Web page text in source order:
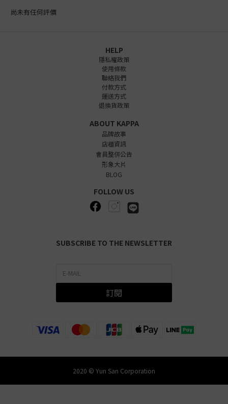
尚未有任何評價
HELP
隱私權政策
使用條款
聯絡我們
付款方式
運送方式
退換貨政策
ABOUT KAPPA
品牌故事
店櫃資訊
會員整併公告
形象大片
BLOG
FOLLOW US
SUBSCRIBE TO THE NEWSLETTER
訂閱
2020 © Yun San Corporation